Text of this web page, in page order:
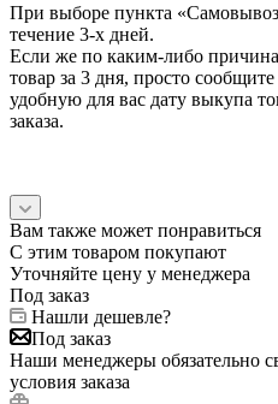
При выборе пункта
течение 3-х дней.
Если же по каким-либо
товар за 3 дня, просто
удобную для вас дату выкупа
заказа.
Вам также может понравиться
С этим товаром покупают
Уточняйте цену у менеджера
Под заказ
Нашли дешевле?
Под заказ
Наши менеджеры обязательно
условия заказа